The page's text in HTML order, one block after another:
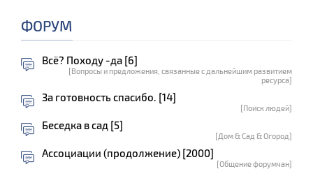
ФОРУМ
Всё? Походу -да [6]
[Вопросы и предложения, связанные с дальнейшим развитием
ресурса]
За готовность спасибо. [14]
[Поиск людей]
Беседка в сад [5]
[Дом & Сад & Огород]
Ассоциации (продолжение) [2000]
[Общение форумчан]